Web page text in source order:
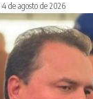
4 de agosto de 2026